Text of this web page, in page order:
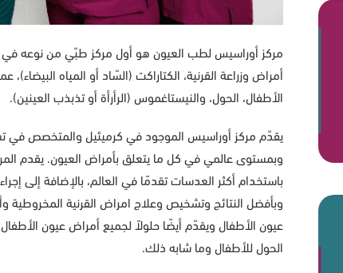
مركز أوراسيس لطب العيون هو أول مركز طبّي من نوعه في
أمراض وزراعة القرنية، الكتاراكت (السّاد أو المياه
الأطفال، الحول، والنيستاغموس (الرأرأة أو تذبذب العينين).
يقدّم مركز أوراسيس الموجود في كرميئيل والمتخصص في
وبمستوى عالمي في كل ما يتعلق بأمراض العيون. يقدم
باستخدام أكثر العدسات تقدمًا في العالم، بالإضافة إلى
وبأفضل النتائج وتشخيص وعلاج امراض القرنية
عيون الأطفال ويقدّم أيضًا حلولاً لجميع أمراض عيون
الحول للأطفال وما شابه ذلك.